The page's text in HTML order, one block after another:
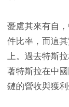
憂慮其來有自
件比率，而這
上。過去特斯
著特斯拉在中
鏈的營收與獲